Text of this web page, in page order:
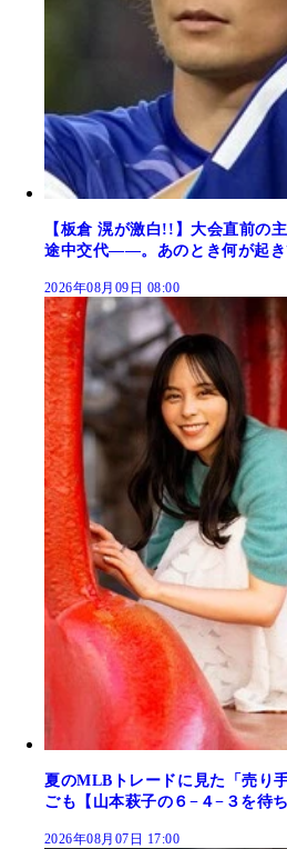
【板倉 滉が激白!!】大会直前の
途中交代――。あのとき何が起き
2026年08月09日 08:00
夏のMLBトレードに見た「売り
ごも【山本萩子の６−４−３を待
2026年08月07日 17:00